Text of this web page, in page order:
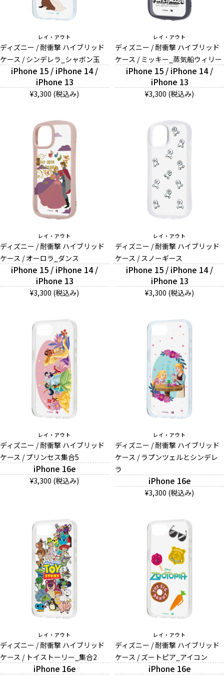
レイ・アウト
ディズニー / 耐衝撃 ハイブリッド
ケース / シンデレラ_シャボン玉
iPhone 15 / iPhone 14 /
iPhone 13
¥3,300 (税込み)
レイ・アウト
ディズニー / 耐衝撃 ハイブリッド
ケース / ミッキー_蒸気船ウィリー
iPhone 15 / iPhone 14 /
iPhone 13
¥3,300 (税込み)
レイ・アウト
ディズニー / 耐衝撃 ハイブリッド
ケース / オーロラ_ダンス
iPhone 15 / iPhone 14 /
iPhone 13
¥3,300 (税込み)
レイ・アウト
ディズニー / 耐衝撃 ハイブリッド
ケース / スノーギース
iPhone 15 / iPhone 14 /
iPhone 13
¥3,300 (税込み)
レイ・アウト
ディズニー / 耐衝撃 ハイブリッド
ケース / プリンセス集合5
iPhone 16e
¥3,300 (税込み)
レイ・アウト
ディズニー / 耐衝撃 ハイブリッド
ケース / ラプンツェルとシンデレ
ラ
iPhone 16e
¥3,300 (税込み)
レイ・アウト
ディズニー / 耐衝撃 ハイブリッド
ケース / トイストーリー_集合2
iPhone 16e
レイ・アウト
ディズニー / 耐衝撃 ハイブリッド
ケース / ズートピア_アイコン
iPhone 16e